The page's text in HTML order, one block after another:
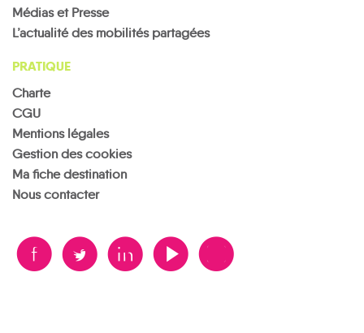
Médias et Presse
L’actualité des mobilités partagées
PRATIQUE
Charte
CGU
Mentions légales
Gestion des cookies
Ma fiche destination
Nous contacter
B A D F V